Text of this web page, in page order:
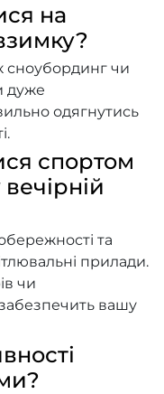
на
сноубординг чи
дуже
одягнутись
спортом
та
прилади.
чи
вашу